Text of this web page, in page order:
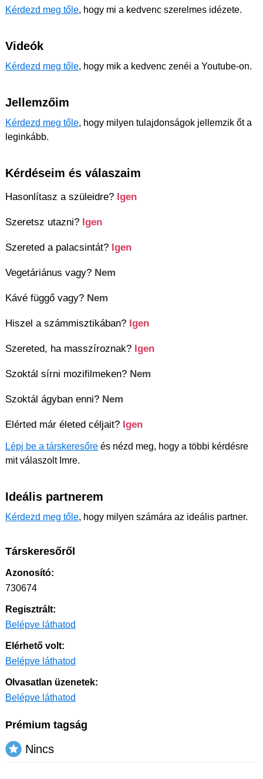
Kérdezd meg tőle, hogy mi a kedvenc szerelmes idézete.
Videók
Kérdezd meg tőle, hogy mik a kedvenc zenéi a Youtube-on.
Jellemzőim
Kérdezd meg tőle, hogy milyen tulajdonságok jellemzik őt a
leginkább.
Kérdéseim és válaszaim
Hasonlítasz a szüleidre? Igen
Szeretsz utazni? Igen
Szereted a palacsintát? Igen
Vegetáriánus vagy? Nem
Kávé függő vagy? Nem
Hiszel a számmisztikában? Igen
Szereted, ha masszíroznak? Igen
Szoktál sírni mozifilmeken? Nem
Szoktál ágyban enni? Nem
Elérted már életed céljait? Igen
Lépj be a társkeresőre és nézd meg, hogy a többi kérdésre
mit válaszolt Imre.
Ideális partnerem
Kérdezd meg tőle, hogy milyen számára az ideális partner.
Társkeresőről
Azonosító:
730674
Regisztrált:
Belépve láthatod
Elérhető volt:
Belépve láthatod
Olvasatlan üzenetek:
Belépve láthatod
Prémium tagság
Nincs